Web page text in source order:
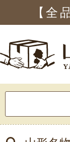
【全
索: